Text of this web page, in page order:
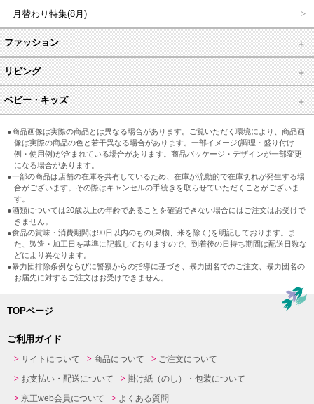
月替わり特集(8月)
ファッション
リビング
ベビー・キッズ
●商品画像は実際の商品とは異なる場合があります。ご覧いただく環境により、商品画
像は実際の商品の色と若干異なる場合があります。一部イメージ(調理・盛り付け
例・使用例)が含まれている場合があります。商品パッケージ・デザインが一部変更
になる場合があります。
●一部の商品は店舗の在庫を共有しているため、在庫が流動的で在庫切れが発生する場
合がございます。その際はキャンセルの手続きを取らせていただくことがございま
す。
●酒類については20歳以上の年齢であることを確認できない場合にはご注文はお受けで
きません。
●食品の賞味・消費期間は90日以内のもの(果物、米を除く)を明記しております。ま
た、製造・加工日を基準に記載しておりますので、到着後の日持ち期間は配送日数な
どにより異なります。
●暴力団排除条例ならびに警察からの指導に基づき、暴力団名でのご注文、暴力団名の
お届先に対するご注文はお受けできません。
TOPページ
ご利用ガイド
サイトについて 商品について
ご注文について
お支払い・配送について
掛け紙（のし）・包装について
京王web会員について
よくある質問